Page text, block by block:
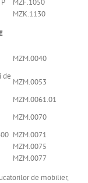
MZF.1050
MZK.1130
MZM.0040
de
MZM.0053
MZM.0061.01
MZM.0070
MZM.0071
MZM.0075
MZM.0077
de mobilier,